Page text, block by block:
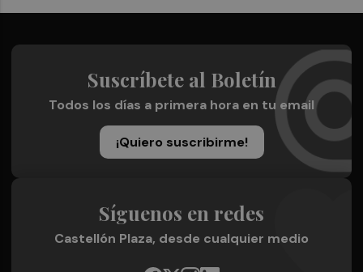
Suscríbete al Boletín
Todos los días a primera hora en tu email
¡Quiero suscribirme!
Síguenos en redes
Castellón Plaza, desde cualquier medio